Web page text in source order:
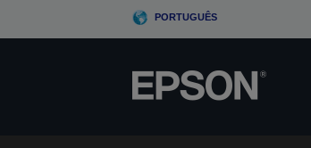
PORTUGUÊS